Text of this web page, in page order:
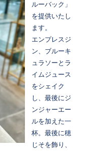
ルーバック」
を提供いたし
ます。
エンプレスジ
ン、ブルーキ
ュラソーとラ
イムジュース
をシェイク
し、最後にジ
ンジャーエー
ルを加えた一
杯。最後に穂
じそを飾り、